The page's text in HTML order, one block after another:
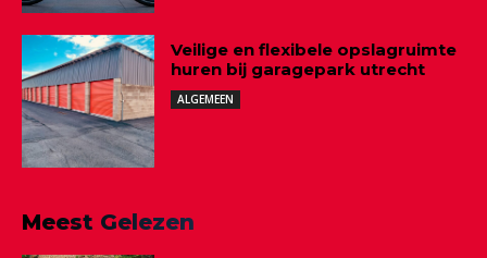
Veilige en flexibele opslagruimte
huren bij garagepark utrecht
ALGEMEEN
Meest Gelezen